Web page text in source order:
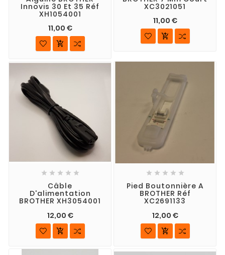
Innovis 30 Et 35 Réf
XH1054001
11,00 €

XC3021051
11,00 €

    
Câble
D'alimentation
BROTHER XH3054001
12,00 €

    
Pied Boutonnière A
BROTHER Réf
XC2691133
12,00 €
